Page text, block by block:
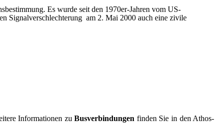
Es wurde seit den 1970er-Jahren vom US-
Signalverschlechterung am 2. Mai 2000 auch eine zivile
In­for­ma­tionen zuBus­ver­bindungen finden Sie in den Athos­-